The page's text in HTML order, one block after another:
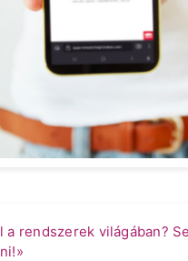
a rendszerek világában?